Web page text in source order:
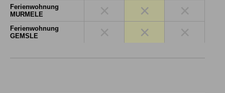
Ferienwohnung
MURMELE
×
Ferienwohnung
GEMSLE
×